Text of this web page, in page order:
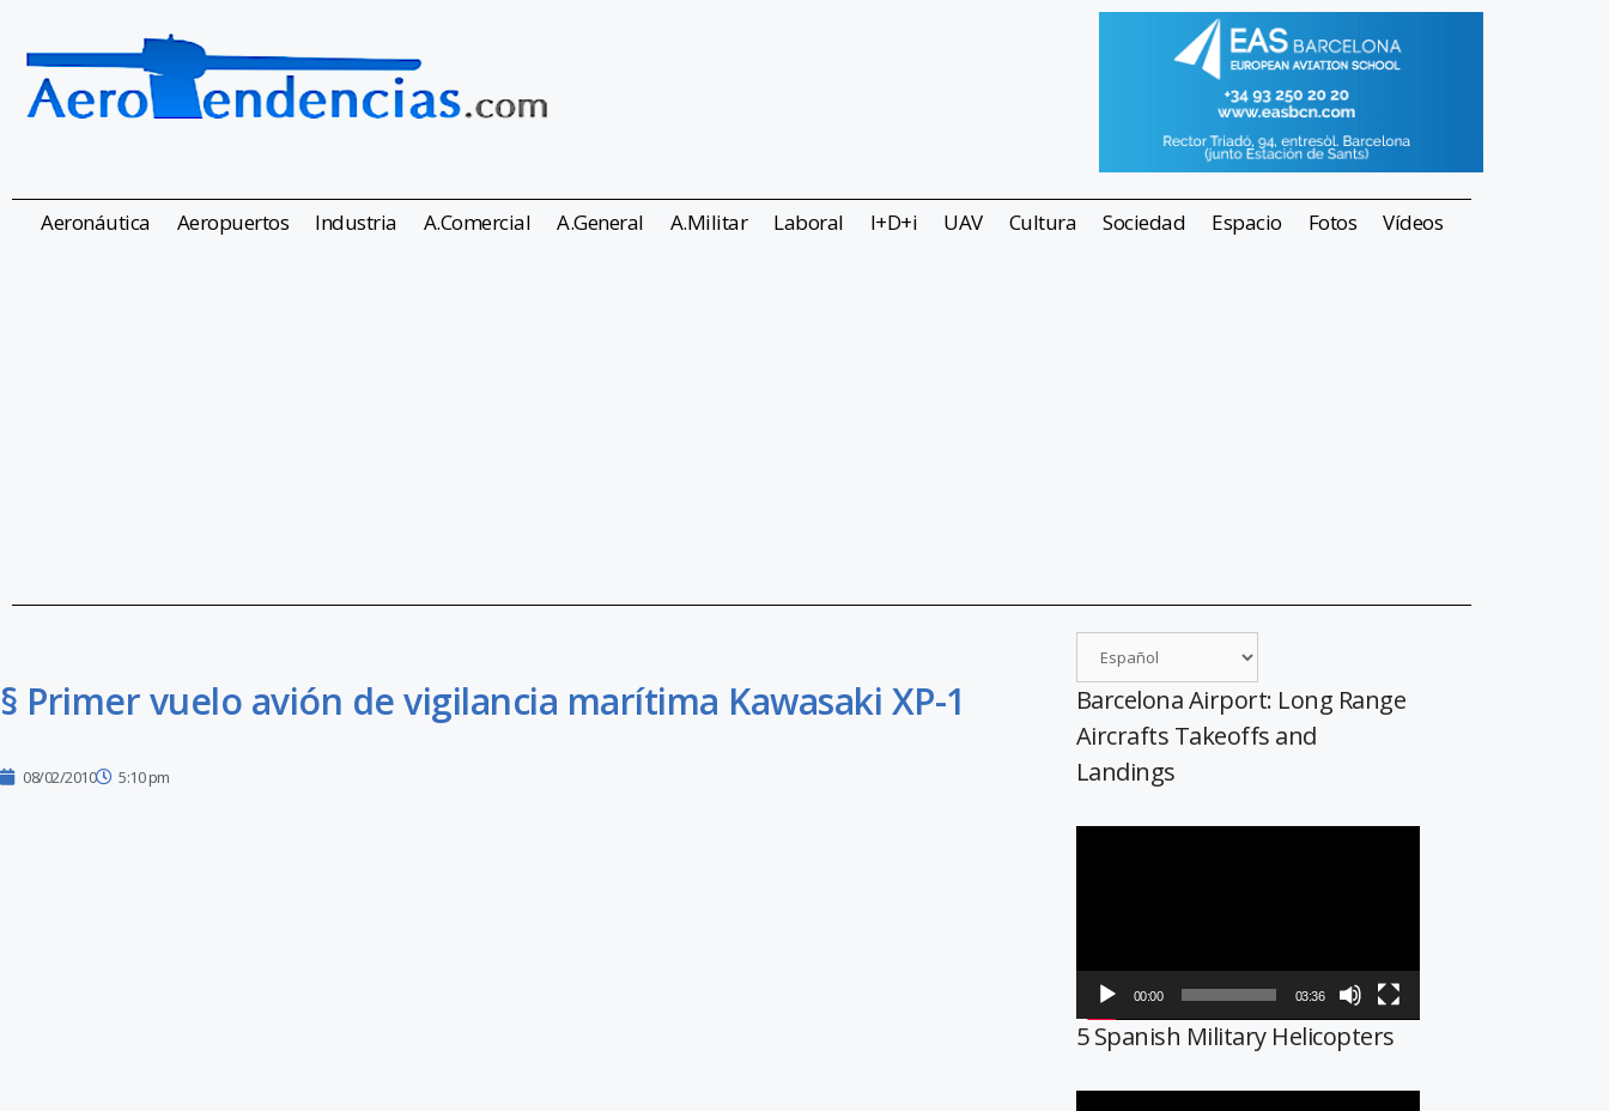
Aeronáutica Aeropuertos Industria A.Comercial A.General A.Militar Laboral I+D+i UAV Cultura Sociedad Espacio Fotos Vídeos
§ Primer vuelo avión de vigilancia marítima Kawasaki XP-1
08/02/2010 5:10 pm
Barcelona Airport: Long Range
Aircrafts Takeoffs and
Landings
00:00 03:36
5 Spanish Military Helicopters